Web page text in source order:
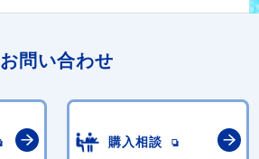
お問い合わせ
購入相談